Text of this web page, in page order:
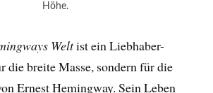
Höhe.
Weltist ein Liebhaber-
die breite Masse, sondern für die
Ernest Hemingway. Sein Leben